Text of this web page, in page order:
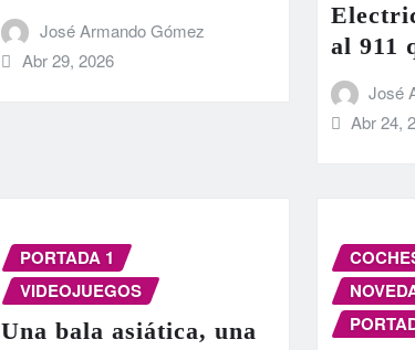
José Armando Gómez
Abr 29, 2026
al 911
José
Abr 24,
PORTADA 1
VIDEOJUEGOS
Una bala asiática, una